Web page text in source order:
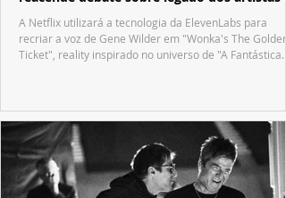
A Netflix utilizará a tecnologia da ElevenLabs para
recriar a voz de Gene Wilder em "Wonka's The Golden
Ticket", reality inspirado no universo de "A Fantástica